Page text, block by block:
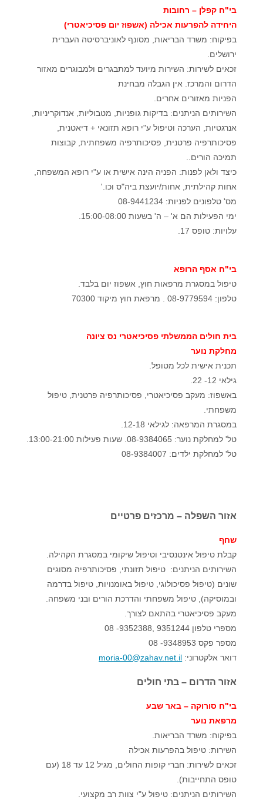
בי"ח קפלן – רחובות
היחידה להפרעות אכילה (אשפוז יום פסיכיאטרי)
בפיקוח: משרד הבריאות, מסונף לאוניברסיטה העברית
ירושלים.
זכאים לשירות: השירות מיועד למתבגרים ולמבוגרים מאזור
הדרום והמרכז. אין הגבלה מבחינת
הפניות מאזורים אחרים.
השירותים הניתנים: בדיקות גופניות, מטבוליות, אנדוקריניות,
אנרגטיות, הערכה וטיפול ע"י רופא תזונאי + דיאטנית,
פסיכותרפיה פרטנית, פסיכותרפיה משפחתית, קבוצות
תמיכה הורים..
כיצד ולאן לפנות: הפניה הינה אישית או ע"י רופא המשפחה,
אחות קהילתית, אחות/יועצת ביה"ס וכו.'
מס' טלפונים לפניות: 08-9441234
ימי הפעילות הם א' – ה' בשעות 15:00-08:00.
עלויות: טופס 17.
בי"ח אסף הרופא
טיפול במסגרת מרפאות חוץ, אשפוז יום בלבד.
טלפון: 08-9779594 . מרפאת חוץ מיקוד 70300
בית חולים הממשלתי פסיכיאטרי נס ציונה
מחלקת נוער
תכנית אישית לכל מטופל.
גילאי 12- 22.
באשפוז: מעקב פסיכיאטרי, פסיכותרפיה פרטנית, טיפול
משפחתי.
במסגרת המרפאה: לגילאי 12-18.
טל' למחלקת נוער: 08-9384065. שעות פעילות 13:00-21:00.
טל' למחלקת ילדים: 08-9384007
אזור השפלה – מרכזים פרטיים
שחף
קבלת טיפול אינטנסיבי וטיפול שיקומי במסגרת הקהילה.
השירותים הניתנים: טיפול תזונתי, פסיכותרפיה מסוגים
שונים (טיפול פסיכולוגי, טיפול באומנויות, טיפול בדרמה
ובמוסיקה), טיפול משפחתי והדרכת הורים ובני משפחה.
מעקב פסיכיאטרי בהתאם לצורך.
מספרי טלפון 9351244 ,9352388- 08
מספר פקס 9348953- 08
דואר אלקטרוני: moria-00@zahav.net.il
אזור הדרום – בתי חולים
בי"ח סורוקה – באר שבע
מרפאת נוער
בפיקוח: משרד הבריאות.
השירות: טיפול בהפרעות אכילה
זכאים לשירות: חברי קופות החולים, מגיל 12 עד 18 (עם
טופס התחייבות).
השירותים הניתנים: טיפול ע"י צוות רב מקצועי.